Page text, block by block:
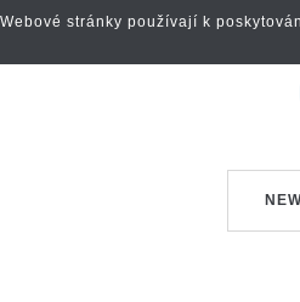
Webové stránky používají k